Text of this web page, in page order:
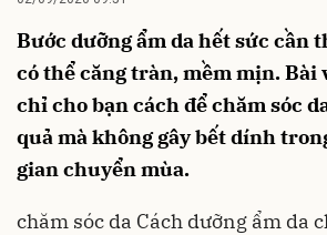
Bước dưỡng ẩm da hết sức cần
có thể căng tràn, mềm mịn. Bài
chỉ cho bạn cách để chăm sóc
quả mà không gây bết dính
gian chuyển mùa.
chăm sóc da Cách dưỡng ẩm da